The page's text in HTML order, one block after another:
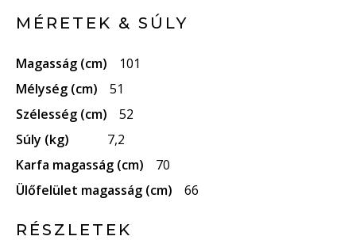
MÉRETEK & SÚLY
Magasság (cm)
101
Mélység (cm)
51
Szélesség (cm)
52
Súly (kg)
7,2
Karfa magasság (cm)
70
Ülőfelület magasság (cm)
66
RÉSZLETEK